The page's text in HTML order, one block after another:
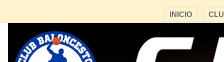
INICIO